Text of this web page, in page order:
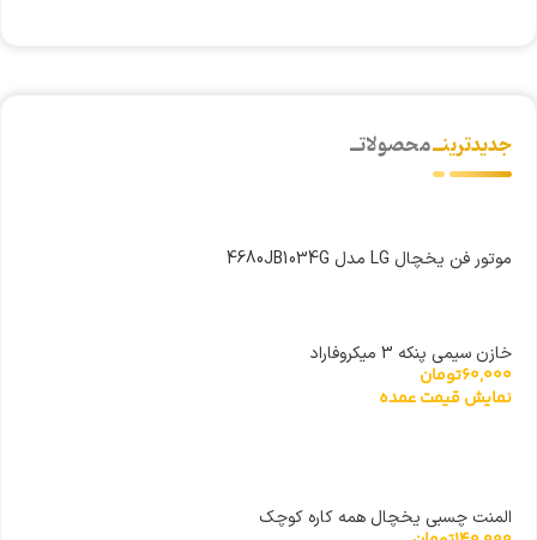
جدیدترینــمحصولاتــ
موتور فن یخچال LG مدل 4680JB1034G
خازن سیمی پنکه 3 میکروفاراد
60,000تومان
نمایش قیمت عمده
المنت چسبی یخچال همه کاره کوچک